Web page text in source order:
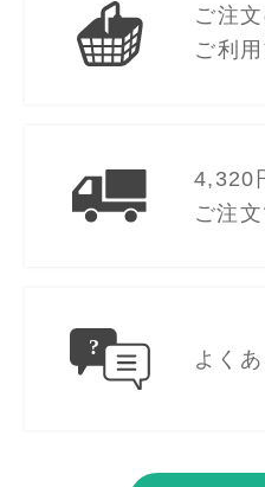
ご注
ご利
4,320
ご注
よく